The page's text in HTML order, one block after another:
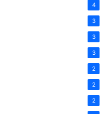
4
3
3
3
2
2
2